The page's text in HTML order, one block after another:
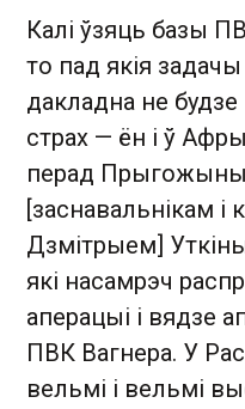
Калі ўзяць базы
то пад якія задачы
дакладна не будзе
страх — ён і ў
перад
[заснавальнікам і
Дзмітрыем]
які насамрэч
аперацыі і вядзе
ПВК Вагнера. У
вельмі і вельмі